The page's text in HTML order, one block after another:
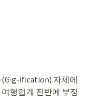
ification) 자체에
행업계 전반에 부정